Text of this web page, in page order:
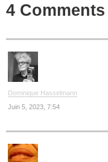
4 Comments
Dominique Hasselmann
Juin 5, 2023, 7:54